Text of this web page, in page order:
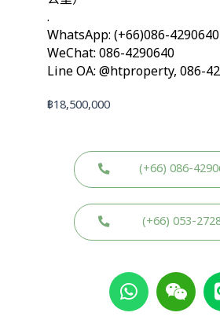
.
WhatsApp: (+66)086-4290640
WeChat: 086-4290640
Line OA: @htproperty, 086-
฿18,500,000
(+66) 086-
(+66) 053-
W
h
a
W
e
i